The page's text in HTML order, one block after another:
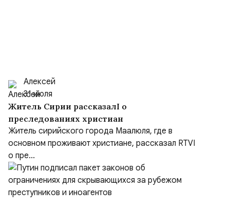
Алексей
31 июля
Житель Сирии рассказалI о
преследованиях христиан
Житель сирийского города Маалюля, где в
основном проживают христиане, рассказал RTVI
о пре...